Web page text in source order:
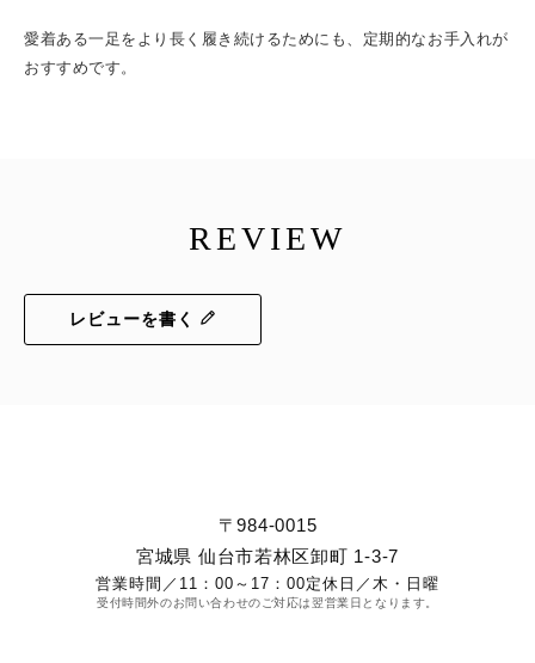
愛着ある一足をより長く履き続けるためにも、定期的なお手入れが
おすすめです。
REVIEW
レビューを書く
〒984-0015
宮城県 仙台市若林区卸町 1-3-7
営業時間／ 11：00～17：00定休日／木・日曜
受付時間外のお問い合わせのご対応は翌営業日となります。